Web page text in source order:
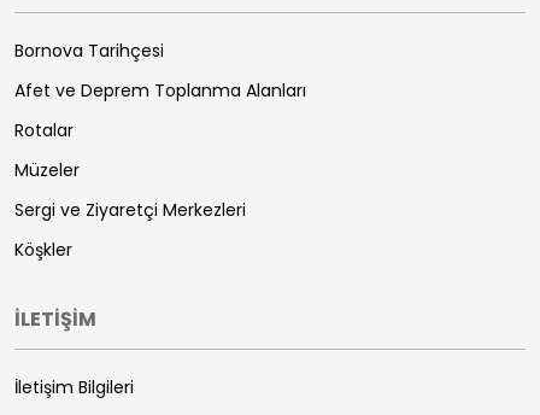
Bornova Tarihçesi
Afet ve Deprem Toplanma Alanları
Rotalar
Müzeler
Sergi ve Ziyaretçi Merkezleri
Köşkler
İLETİŞİM
İletişim Bilgileri